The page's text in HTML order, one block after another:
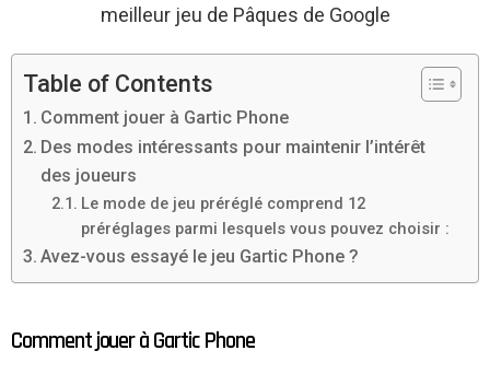
meilleur jeu de Pâques de Google
Table of Contents
Comment jouer à Gartic Phone
Des modes intéressants pour maintenir l’intérêt
des joueurs
Le mode de jeu préréglé comprend 12
préréglages parmi lesquels vous pouvez choisir :
Avez-vous essayé le jeu Gartic Phone ?
Comment jouer à Gartic Phone